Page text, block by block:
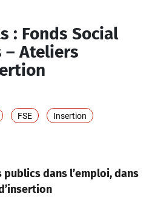
: Fonds Social
– Ateliers
FSE Insertion
dans l’emploi, dans